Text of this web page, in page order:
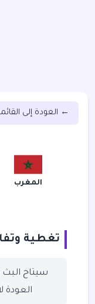
← العودة إلى
المغرب
تغطية
سيتاح البث
العودة